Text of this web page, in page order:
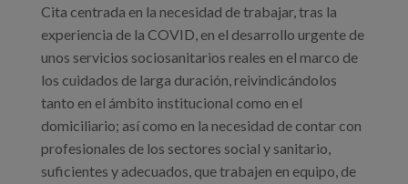
Cita centrada en la necesidad de trabajar, tras la
experiencia de la COVID, en el desarrollo urgente de
unos servicios sociosanitarios reales en el marco de
los cuidados de larga duración, reivindicándolos
tanto en el ámbito institucional como en el
domiciliario; así como en la necesidad de contar con
profesionales de los sectores social y sanitario,
suficientes y adecuados, que trabajen en equipo, de